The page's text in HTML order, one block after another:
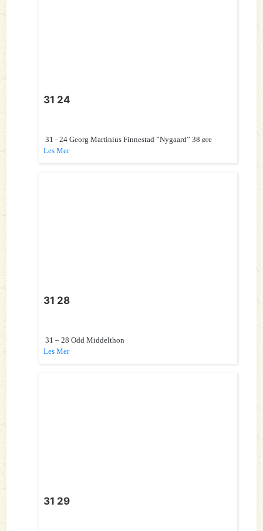
31 24
31 - 24 Georg Martinius Finnestad ”Nygaard” 38 øre
Les Mer
31 28
31 – 28 Odd Middelthon
Les Mer
31 29